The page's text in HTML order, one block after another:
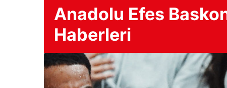
Anadolu Efes
Haberleri